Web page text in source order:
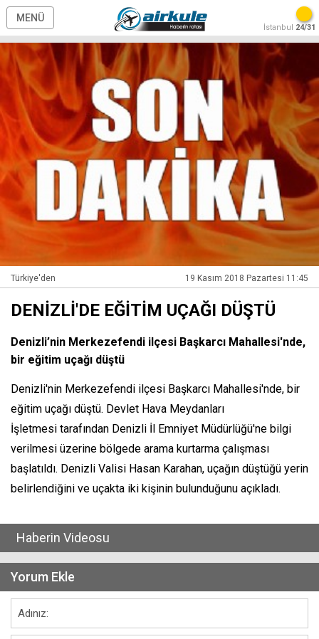
MENÜ
İstanbul 24/31
Türkiye'den 19 Kasım 2018 Pazartesi 11:45
DENİZLİ'DE EĞİTİM UÇAĞI DÜŞTÜ
Denizli’nin Merkezefendi ilçesi Başkarcı Mahallesi'nde,
bir eğitim uçağı düştü
Denizli'nin Merkezefendi ilçesi Başkarcı Mahallesi'nde, bir
eğitim uçağı düştü. Devlet Hava Meydanları
İşletmesi tarafından Denizli İl Emniyet Müdürlüğü'ne bilgi
verilmesi üzerine bölgede arama kurtarma çalışması
başlatıldı. Denizli Valisi Hasan Karahan, uçağın düştüğü yerin
belirlendiğini ve uçakta iki kişinin bulunduğunu açıkladı.
Haberin Videosu
Yorum Ekle